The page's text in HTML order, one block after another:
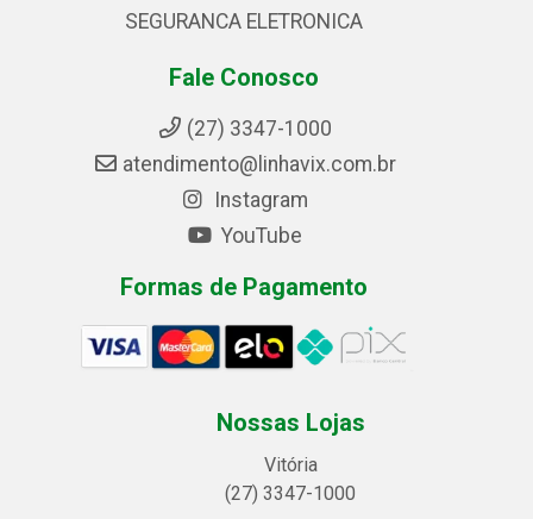
SEGURANCA ELETRONICA
Fale Conosco
(27) 3347-1000
atendimento@linhavix.com.br
Instagram
YouTube
Formas de Pagamento
Nossas Lojas
Vitória
(27) 3347-1000